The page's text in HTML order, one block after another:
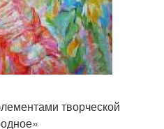
творческой